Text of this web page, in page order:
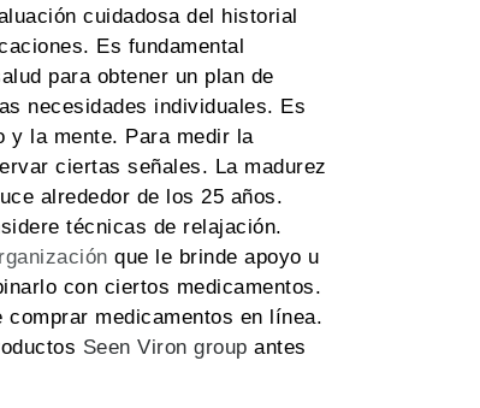
cuidadosa del historial
Es fundamental
para obtener un plan de
necesidades individuales. Es
y la mente. Para medir la
ciertas señales. La madurez
alrededor de los 25 años.
técnicas de relajación.
que le brinde apoyo u
con ciertos medicamentos.
medicamentos en línea.
Seen Viron group antes